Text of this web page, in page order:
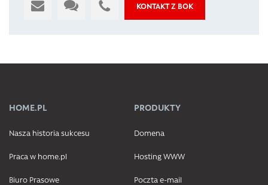
KONTAKT Z BOK
HOME.PL
Nasza historia sukcesu
Praca w home.pl
Biuro Prasowe
PRODUKTY
Domena
Hosting WWW
Poczta e-mail